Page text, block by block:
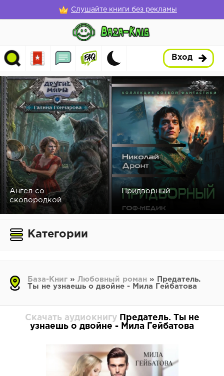
Слушайте книги без рекламы
Вход
Ангел со
сковородкой
Придворный
Категории
База-Книг » Любовный роман » Предатель.
Ты не узнаешь о двойне - Мила Гейбатова
Скачать аудиокнигу Предатель. Ты не
узнаешь о двойне - Мила Гейбатова